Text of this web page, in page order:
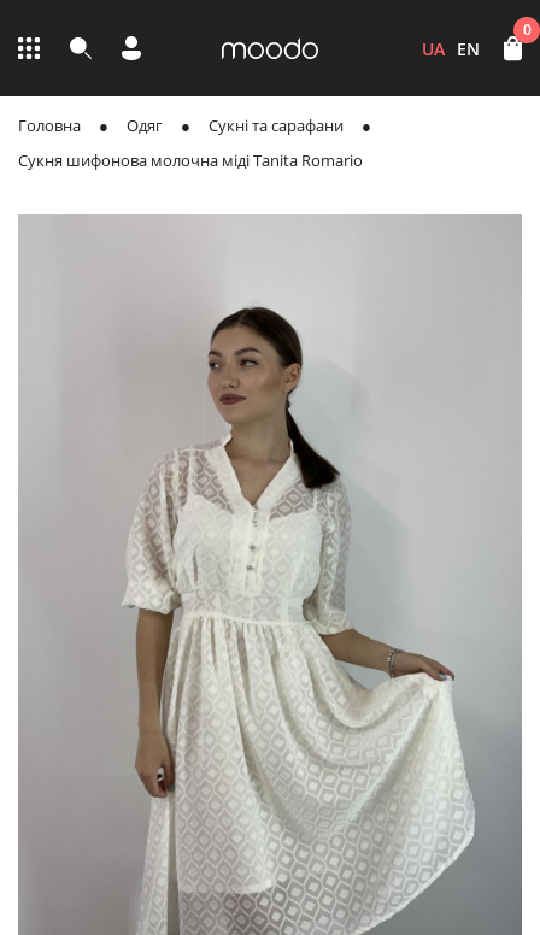
UA EN
0
Головна Одяг
Сукні та сарафани
Сукня шифонова молочна міді Tanita Romario